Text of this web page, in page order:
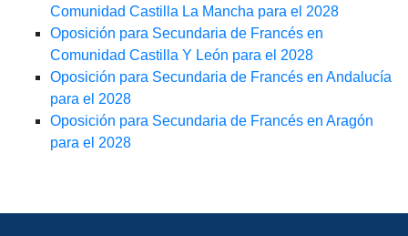
Comunidad Castilla La Mancha para el 2028
Oposición para Secundaria de Francés en
Comunidad Castilla Y León para el 2028
Oposición para Secundaria de Francés en Andalucía
para el 2028
Oposición para Secundaria de Francés en Aragón
para el 2028